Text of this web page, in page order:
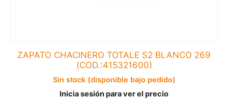
ZAPATO CHACINERO TOTALE S2 BLANCO 269
(COD.:415321600)
Sin stock (disponible bajo pedido)
Inicia sesión para ver el precio